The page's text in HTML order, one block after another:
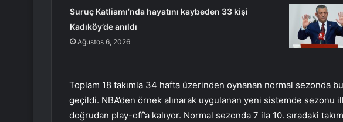
Suruç Katliamı’nda hayatını kaybeden 33 kişi
Kadıköy’de anıldı
Ağustos 6, 2026
Toplam 18 takımla 34 hafta üzerinden oynanan normal sezonda
geçildi. NBA’den örnek alınarak uygulanan yeni sistemde sezonu
doğrudan play-off’a kalıyor. Normal sezonda 7 ila 10. sıradaki